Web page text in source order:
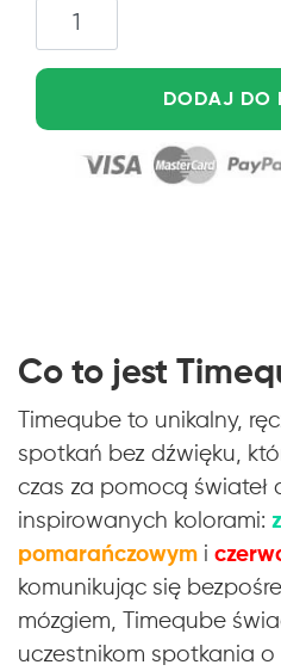
DODAJ DO
Co to jest
Timeqube to unikalny,
spotkań bez dźwięku,
czas za pomocą świateł
inspirowanych kolorami:
pomarańczowym i
komunikując się
mózgiem, Timeqube
uczestnikom spotkania o